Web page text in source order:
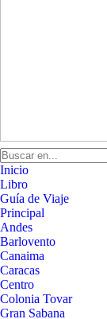
Inicio
Libro
Guía de Viaje
Principal
Andes
Barlovento
Canaima
Caracas
Centro
Colonia Tovar
Gran Sabana